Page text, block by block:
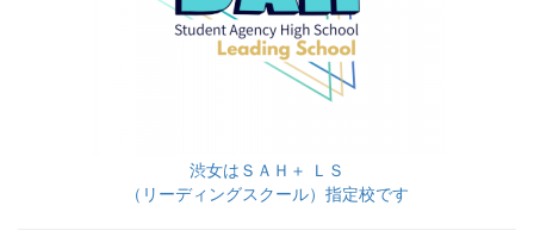
渋女はＳＡＨ＋ ＬＳ
（リーディングスクール）指定校です